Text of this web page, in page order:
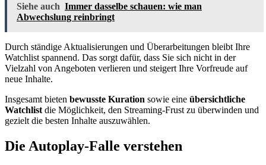
Siehe auch Immer dasselbe schauen: wie man
Abwechslung reinbringt
Durch ständige Aktualisierungen und Überarbeitungen bleibt Ihre
Watchlist spannend. Das sorgt dafür, dass Sie sich nicht in der
Vielzahl von Angeboten verlieren und steigert Ihre Vorfreude auf
neue Inhalte.
Insgesamt bieten bewusste Kuration sowie eine übersichtliche
Watchlist die Möglichkeit, den Streaming-Frust zu überwinden und
gezielt die besten Inhalte auszuwählen.
Die Autoplay-Falle verstehen